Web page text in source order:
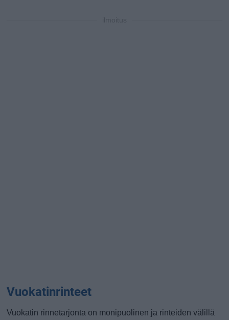
Vuokatinrinteet
Vuokatin rinnetarjonta on monipuolinen ja rinteiden välillä